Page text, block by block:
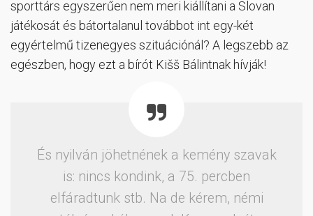
sporttárs egyszerűen nem meri kiállítani a Slovan
játékosát és bátortalanul továbbot int egy-két
egyértelmű tizenegyes szituációnál? A legszebb az
egészben, hogy ezt a bírót Kišš Bálintnak hívják!
És nyilván jöhetnének a kemény szavak
is: nincs kondink, a 75. percben
elfáradtunk stb. Na de kérem, némi